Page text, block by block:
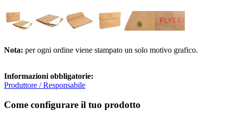
Nota: per ogni ordine viene stampato un solo motivo grafico.
Informazioni obbligatorie:
Produttore / Responsabile
Come configurare il tuo prodotto